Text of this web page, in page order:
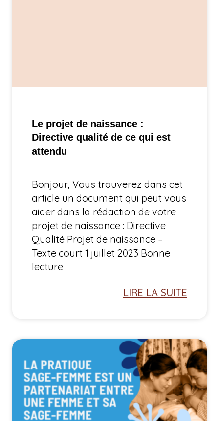
Le projet de naissance :
Directive qualité de ce qui est
attendu
Bonjour, Vous trouverez dans cet
article un document qui peut vous
aider dans la rédaction de votre
projet de naissance : Directive
Qualité Projet de naissance –
Texte court 1 juillet 2023 Bonne
lecture
LIRE LA SUITE